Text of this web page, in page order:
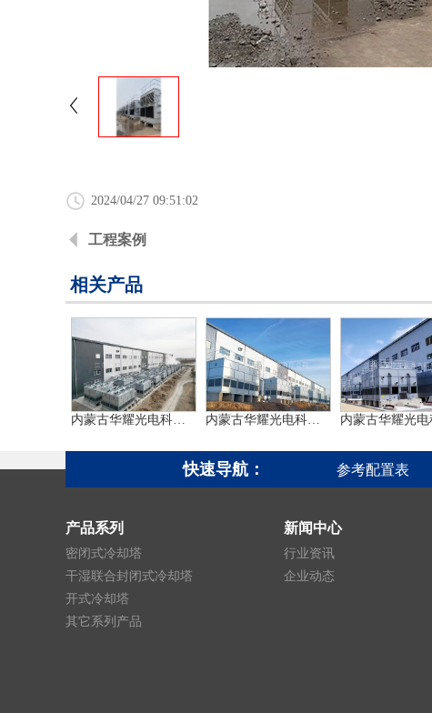
2024/04/27 09:51:02
工程案例
相关产品
内蒙古华耀光电科技项目 内蒙古华耀光电科技项目
快速导航： 参考配置表
产品系列
密闭式冷却塔
干湿联合封闭式冷却塔
开式冷却塔
其它系列产品
新闻中心
行业资讯
企业动态